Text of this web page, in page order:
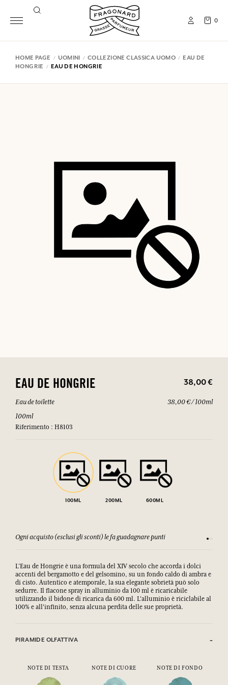
0
HOME PAGE UOMINI COLLEZIONE CLASSICA UOMO
EAU DE
HONGRIE
EAU DE HONGRIE
EAU DE HONGRIE 38,00 €
Eau de toilette
100ml
Riferimento : H8103
38,00 € / 100ml
100ML 200ML 600ML
Ogni acquisto (esclusi gli sconti) le fa guadagnare punti
L’Eau de Hongrie è una formula del XIV secolo che accorda i dolci
accenti del bergamotto e del gelsomino, su un fondo caldo di ambra e
di cisto. Autentico e atemporale, la sua elegante sobrietà può solo
sedurre. Il flacone spray in alluminio da 100 ml è ricaricabile
utilizzando il bidone di ricarica da 600 ml. L'alluminio è riciclabile al
100% e all'infinito, senza alcuna perdita delle sue proprietà.
PIRAMIDE OLFATTIVA
NOTE DI TESTA NOTE DI CUORE NOTE DI FONDO